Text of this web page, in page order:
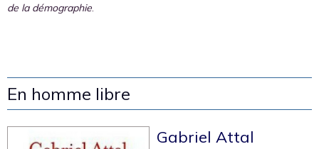
de la démographie.
En homme libre
Gabriel Attal